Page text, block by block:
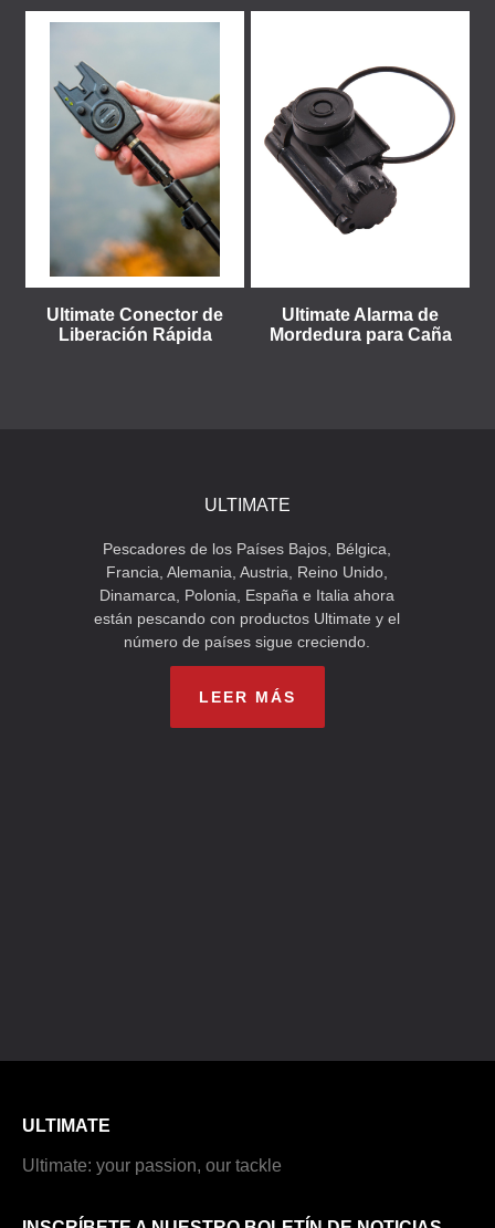
Ultimate Conector de
Liberación Rápida
Ultimate Alarma de
Mordedura para Caña
ULTIMATE
Pescadores de los Países Bajos, Bélgica,
Francia, Alemania, Austria, Reino Unido,
Dinamarca, Polonia, España e Italia ahora
están pescando con productos Ultimate y el
número de países sigue creciendo.
LEER MÁS
ULTIMATE
Ultimate: your passion, our tackle